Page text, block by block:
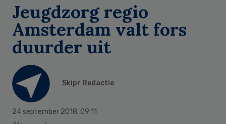
Jeugdzorg regio
Amsterdam valt fors
duurder uit
Skipr Redactie
24 september 2018, 09:11